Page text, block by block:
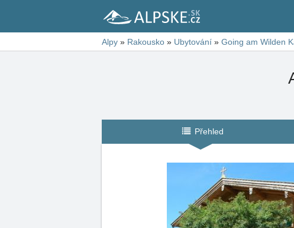
Alpy » Rakousko » Ubytování » Going am Wilden
Přehled